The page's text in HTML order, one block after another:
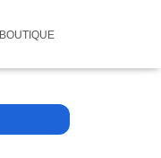
BOUTIQUE